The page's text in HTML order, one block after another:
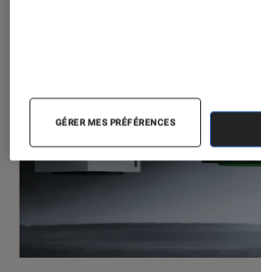
GÉRER MES PRÉFÉRENCES